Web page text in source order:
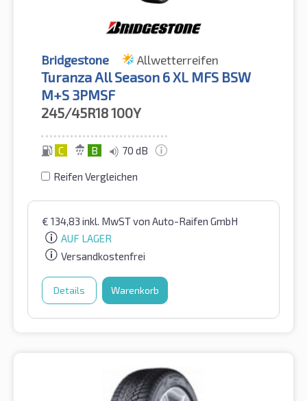
Bridgestone Allwetterreifen
Turanza All Season 6 XL MFS BSW
M+S 3PMSF
245/45R18100Y
C B 70 dB
Reifen Vergleichen
€ 134,83 inkl. MwSTvon Auto-Raifen GmbH
AUF LAGER
Versandkostenfrei
Details Warenkorb